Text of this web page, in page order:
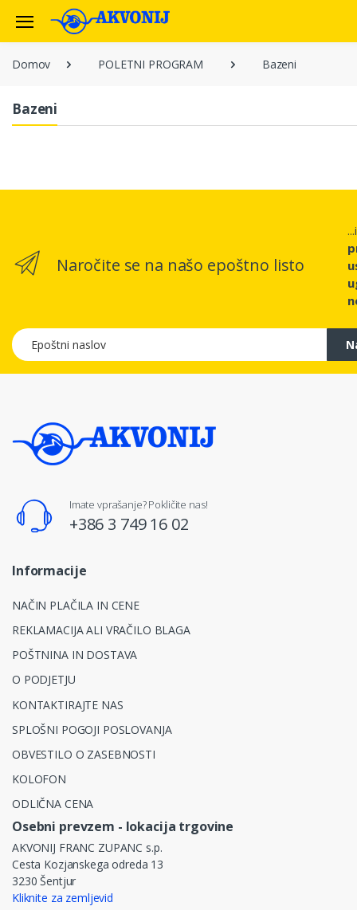
Domov POLETNI PROGRAM Bazeni
Bazeni
Naročite se na našo epoštno listo
Epoštni naslov
Imate vprašanje? Pokličite nas!
+386 3 749 16 02
Informacije
NAČIN PLAČILA IN CENE
REKLAMACIJA ALI VRAČILO BLAGA
POŠTNINA IN DOSTAVA
O PODJETJU
KONTAKTIRAJTE NAS
SPLOŠNI POGOJI POSLOVANJA
OBVESTILO O ZASEBNOSTI
KOLOFON
ODLIČNA CENA
Osebni prevzem - lokacija trgovine
AKVONIJ FRANC ZUPANC s.p.
Cesta Kozjanskega odreda 13
3230 Šentjur
Kliknite za zemljevid